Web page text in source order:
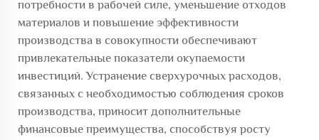
потребности в рабочей силе, уменьшение отходов
материалов и повышение эффективности
производства в совокупности обеспечивают
привлекательные показатели окупаемости
инвестиций. Устранение сверхурочных расходов,
связанных с необходимостью соблюдения сроков
производства, приносит дополнительные
финансовые преимущества, способствуя росту